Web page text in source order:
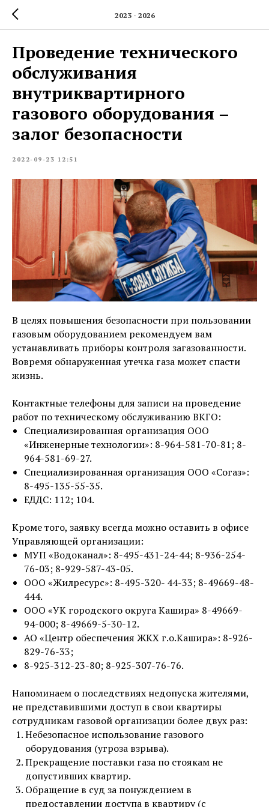
2023 - 2026
Проведение технического
обслуживания
внутриквартирного
газового оборудования –
залог безопасности
2022-09-23 12:51
В целях повышения безопасности при пользовании
газовым оборудованием рекомендуем вам
устанавливать приборы контроля загазованности.
Вовремя обнаруженная утечка газа может спасти
жизнь.
Контактные телефоны для записи на проведение
работ по техническому обслуживанию ВКГО:
Специализированная организация ООО
«Инженерные технологии»: 8-964-581-70-81; 8-
964-581-69-27.
Специализированная организация ООО «Согаз»:
8-495-135-55-35.
ЕДДС: 112; 104.
Кроме того, заявку всегда можно оставить в офисе
Управляющей организации:
МУП «Водоканал»: 8-495-431-24-44; 8-936-254-
76-03; 8-929-587-43-05.
ООО «Жилресурс»: 8-495-320- 44-33; 8-49669-48-
444.
ООО «УК городского округа Кашира» 8-49669-
94-000; 8-49669-5-30-12.
АО «Центр обеспечения ЖКХ г.о.Кашира»: 8-926-
829-76-33;
8-925-312-23-80; 8-925-307-76-76.
Напоминаем о последствиях недопуска жителями,
не представившими доступ в свои квартиры
сотрудникам газовой организации более двух раз:
Небезопасное использование газового
оборудования (угроза взрыва).
Прекращение поставки газа по стоякам не
допустивших квартир.
Обращение в суд за понуждением в
предоставлении доступа в квартиру (с